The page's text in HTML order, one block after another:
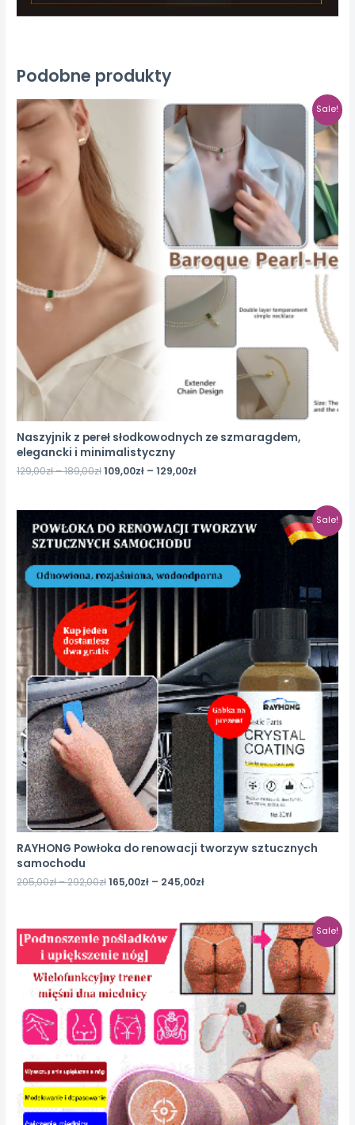
Podobne produkty
Sale!
Naszyjnik z pereł słodkowodnych ze szmaragdem,
elegancki i minimalistyczny
129,00zł–189,00zł109,00zł –129,00zł
Sale!
RAYHONG Powłoka do renowacji tworzyw sztucznych
samochodu
205,00zł–292,00zł165,00zł – 245,00zł
Sale!